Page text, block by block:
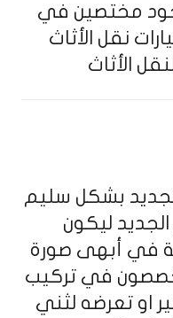
مختصين في
نقل الأثاث
الأثاث
بشكل سليم
الجديد ليكون
في أبهى صورة
في تركيب
او تعرضه لثني